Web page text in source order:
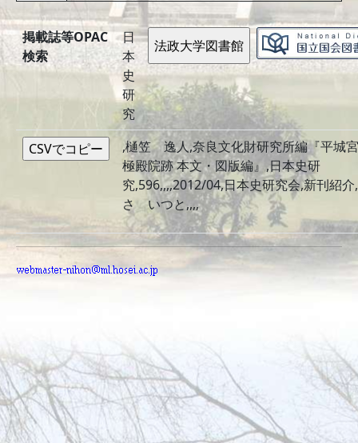
掲載誌等OPAC
検索
日
本
史
研
究
,樋笠 逸人,奈良文化財研究所編『平城
極殿院跡 本文・図版編』,日本史研
究,596,,,,2012/04,日本史研究会,新刊紹介
さ いつと,,,,